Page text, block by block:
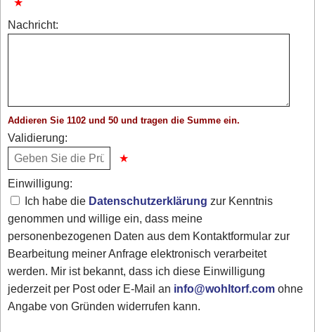
Nachricht:
Addieren Sie 1102 und 50 und tragen die Summe ein.
Validierung:
Einwilligung:
Ich habe die Datenschutzerklärung zur Kenntnis
genommen und willige ein, dass meine
personenbezogenen Daten aus dem Kontaktformular zur
Bearbeitung meiner Anfrage elektronisch verarbeitet
werden. Mir ist bekannt, dass ich diese Einwilligung
jederzeit per Post oder E-Mail an info@wohltorf.comohne
Angabe von Gründen widerrufen kann.